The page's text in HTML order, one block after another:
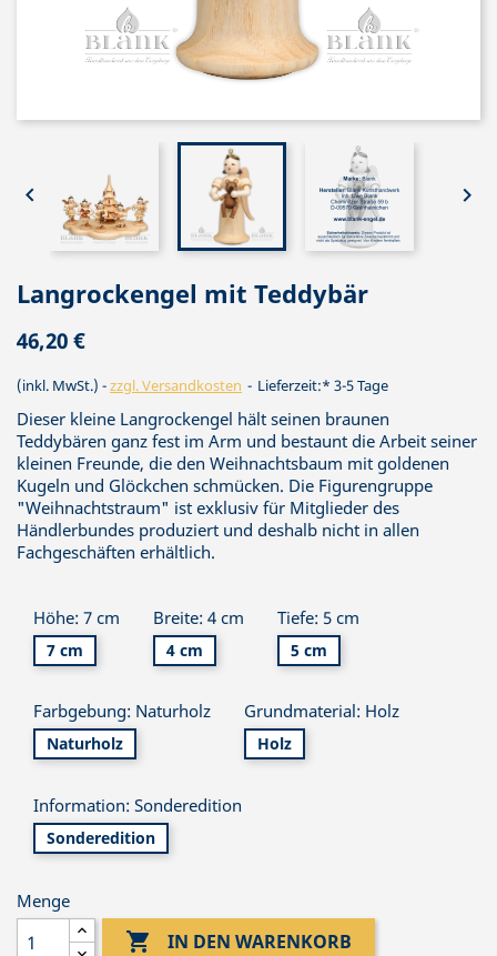
 
Langrockengel mit Teddybär
46,20 €
(inkl. MwSt.) zzgl. Versandkosten Lieferzeit:* 3-5 Tage
Dieser kleine Langrockengel hält seinen braunen
Teddybären ganz fest im Arm und bestaunt die Arbeit seiner
kleinen Freunde, die den Weihnachtsbaum mit goldenen
Kugeln und Glöckchen schmücken. Die Figurengruppe
"Weihnachtstraum" ist exklusiv für Mitglieder des
Händlerbundes produziert und deshalb nicht in allen
Fachgeschäften erhältlich.
Höhe: 7 cm
7 cm
Breite: 4 cm
4 cm
Tiefe: 5 cm
5 cm
Farbgebung: Naturholz
Naturholz
Grundmaterial: Holz
Holz
Information: Sonderedition
Sonderedition
Menge
 IN DEN WARENKORB